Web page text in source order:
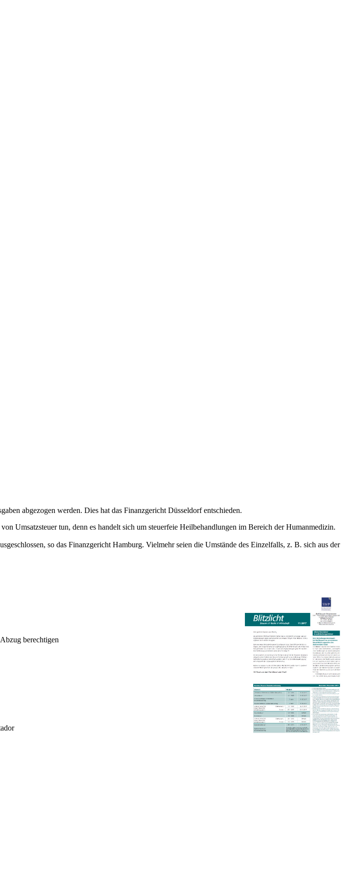
abgezogen werden. Dies hat das Finanzgericht Düsseldorf entschieden.
Umsatzsteuer tun, denn es handelt sich um steuerfeie Heilbehandlungen im Bereich der Humanmedizin.
so das Finanzgericht Hamburg. Vielmehr seien die Umstände des Einzelfalls, z. B. sich aus der
berechtigen